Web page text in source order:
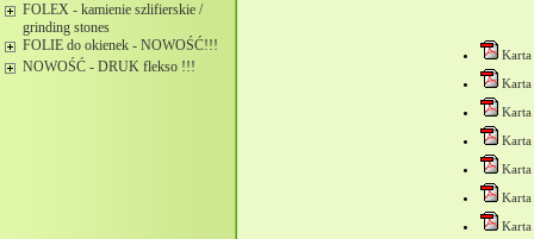
FOLEX - kamienie szlifierskie /
grinding stones
FOLIE do okienek - NOWOŚĆ!!!
NOWOŚĆ - DRUK flekso !!!